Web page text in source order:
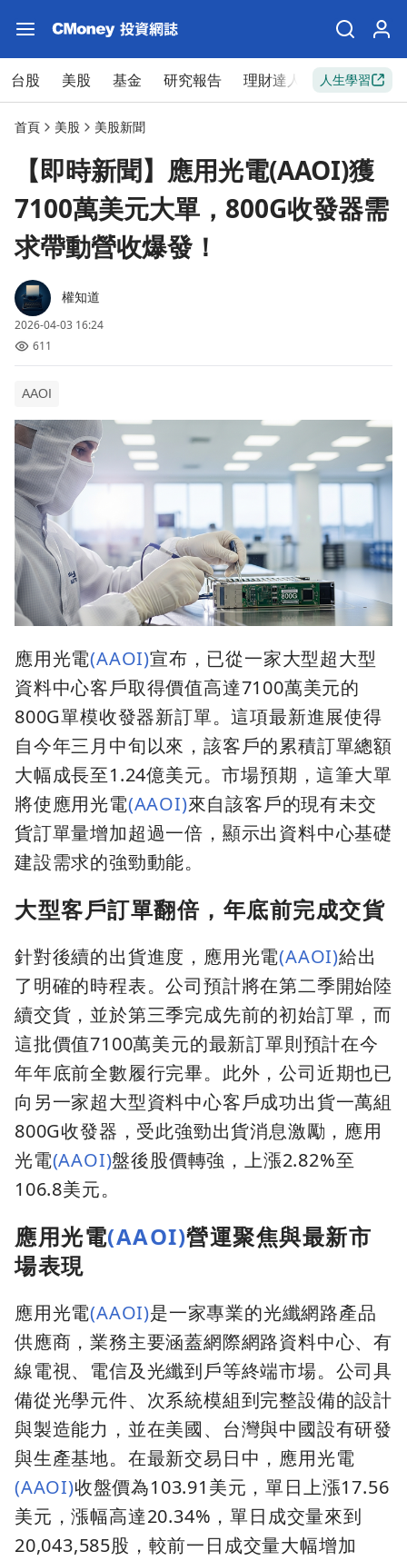
台股 美股 基金 研究報告 理財達人 新手入門
人生學習
首頁 美股 美股新聞
【即時新聞】應用光電(AAOI)獲
7100萬美元大單，800G收發器需
求帶動營收爆發！
權知道
2026-04-03 16:24
611
AAOI
應用光電(AAOI)宣布，已從一家大型超大型
資料中心客戶取得價值高達7100萬美元的
800G單模收發器新訂單。這項最新進展使得
自今年三月中旬以來，該客戶的累積訂單總額
大幅成長至1.24億美元。市場預期，這筆大單
將使應用光電(AAOI)來自該客戶的現有未交
貨訂單量增加超過一倍，顯示出資料中心基礎
建設需求的強勁動能。
大型客戶訂單翻倍，年底前完成交貨
針對後續的出貨進度，應用光電(AAOI)給出
了明確的時程表。公司預計將在第二季開始陸
續交貨，並於第三季完成先前的初始訂單，而
這批價值7100萬美元的最新訂單則預計在今
年年底前全數履行完畢。此外，公司近期也已
向另一家超大型資料中心客戶成功出貨一萬組
800G收發器，受此強勁出貨消息激勵，應用
光電(AAOI)盤後股價轉強，上漲2.82%至
106.8美元。
應用光電(AAOI)營運聚焦與最新市
場表現
應用光電(AAOI)是一家專業的光纖網路產品
供應商，業務主要涵蓋網際網路資料中心、有
線電視、電信及光纖到戶等終端市場。公司具
備從光學元件、次系統模組到完整設備的設計
與製造能力，並在美國、台灣與中國設有研發
與生產基地。在最新交易日中，應用光電
(AAOI)收盤價為103.91美元，單日上漲17.56
美元，漲幅高達20.34%，單日成交量來到
20,043,585股，較前一日成交量大幅增加